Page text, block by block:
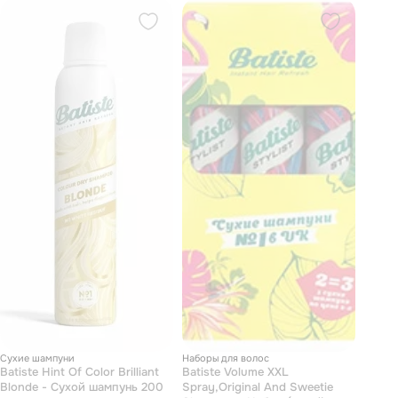
Сухие шампуни
Batiste Hint Оf Color Brilliant
Blonde - Сухой шампунь 200
Наборы для волос
Batiste Volume XXL
Spray,Original And Sweetie